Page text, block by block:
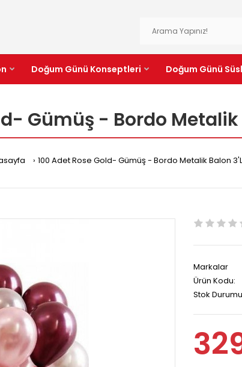
Doğum Günü Konseptleri Doğum Günü
Gümüş - Bordo Metalik
100 Adet Rose Gold- Gümüş - Bordo Metalik Balon
Markalar
Ürün Kodu:
Stok